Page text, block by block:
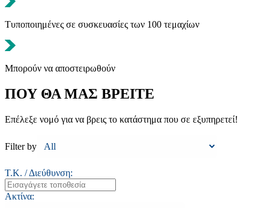
Τυποποιημένες σε συσκευασίες των 100 τεμαχίων
Μπορούν να αποστειρωθούν
ΠΟΥ ΘΑ ΜΑΣ ΒΡΕΙΤΕ
Επέλεξε νομό για να βρεις το κατάστημα που σε εξυπηρετεί!
Filter by
Τ.Κ. / Διεύθυνση:
Ακτίνα: